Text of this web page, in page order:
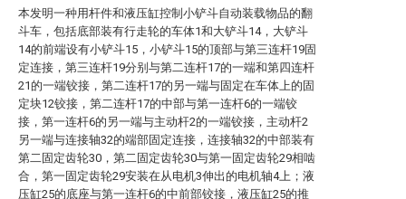
本发明一种用杆件和液压缸控制小铲斗自动装载物品的翻
斗车，包括底部装有行走轮的车体1和大铲斗14，大铲斗
14的前端设有小铲斗15，小铲斗15的顶部与第三连杆19固
定连接，第三连杆19分别与第二连杆17的一端和第四连杆
21的一端铰接，第二连杆17的另一端与固定在车体上的固
定块12铰接，第二连杆17的中部与第一连杆6的一端铰
接，第一连杆6的另一端与主动杆2的一端铰接，主动杆2
另一端与连接轴32的端部固定连接，连接轴32的中部装有
第二固定齿轮30，第二固定齿轮30与第一固定齿轮29相啮
合，第一固定齿轮29安装在从电机3伸出的电机轴4上；液
压缸25的底座与第一连杆6的中前部铰接，液压缸25的推